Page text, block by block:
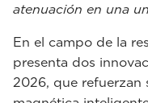
atenuación en una
En el campo de la
presenta dos
2026, que refuerzan